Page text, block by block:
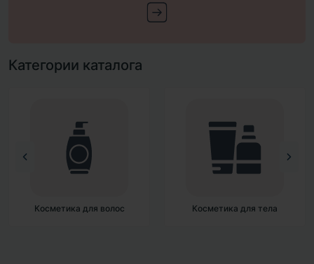
Категории каталога
Косметика для волос Косметика для тела